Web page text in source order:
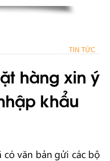
TIN TỨC
hàng xin ý
khẩu
có văn bản gửi các bộ